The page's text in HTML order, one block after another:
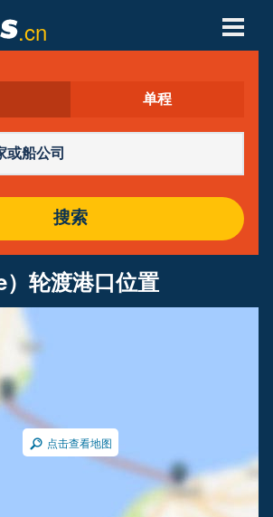
.cn
单程
搜索
轮渡港口位置
点击查看地图